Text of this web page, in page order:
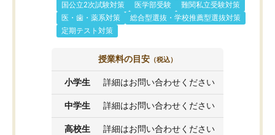
国公立2次試験対策
医学部受験
難関私立受験対策
医・歯・薬系対策
総合型選抜・学校推薦型選抜対策
定期テスト対策
授業料の目安 （税込）
小学生 詳細はお問い合わせください
中学生 詳細はお問い合わせください
高校生 詳細はお問い合わせください